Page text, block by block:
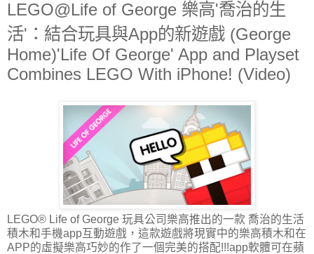
LEGO@Life of George 樂高'喬治的生
活'：結合玩具與App的新遊戲 (George
Home)'Life Of George' App and Playset
Combines LEGO With iPhone! (Video)
LEGO® Life of George 玩具公司樂高推出的一款 喬治的生活
積木和手機app互動遊戲，這款遊戲將現實中的樂高積木和在
APP的虛擬樂高巧妙的作了一個完美的搭配!!!app軟體可在蘋